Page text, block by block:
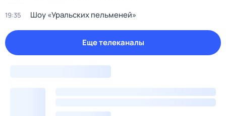
19:35 Шоу «Уральских пельменей»
Еще телеканалы